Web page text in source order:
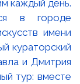
в городе
имени
кураторский
и Дмитрия
тур: вместе